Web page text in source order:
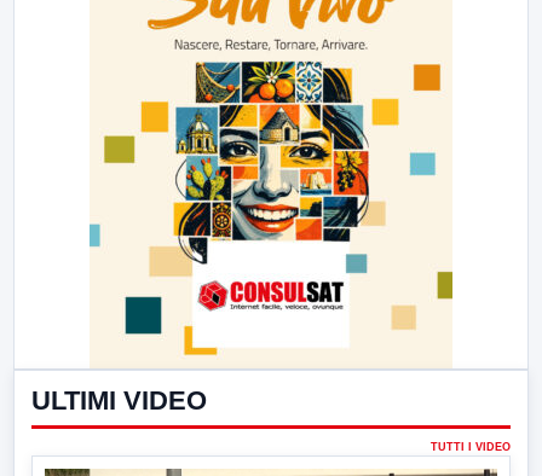
ULTIMI VIDEO
TUTTI I VIDEO